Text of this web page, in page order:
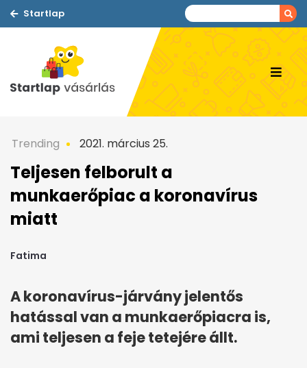
Startlap
Trending 2021. március 25.
Teljesen felborult a
munkaerőpiac a koronavírus
miatt
Fatima
A koronavírus-járvány jelentős
hatással van a munkaerőpiacra is,
ami teljesen a feje tetejére állt.